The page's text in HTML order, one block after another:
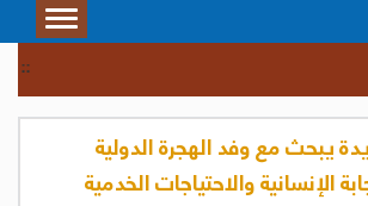
Toggle
يبحث مع وفد الهجرة الدولية
الإنسانية والاحتياجات الخدمية